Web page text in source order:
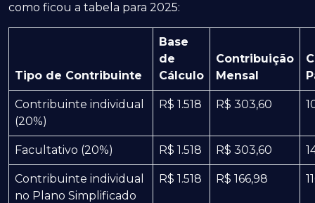
como ficou a tabela para 2025:
Tipo de Contribuinte
Base
de
Cálculo
Contribuição
Mensal
Contribuinte individual
(20%)
R$ 1.518 R$ 303,60
Facultativo (20%) R$ 1.518 R$ 303,60
Contribuinte individual
no Plano Simplificado
R$ 1.518 R$ 166,98